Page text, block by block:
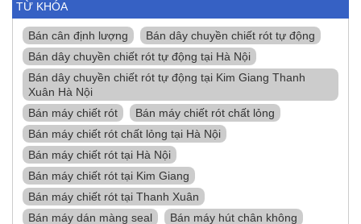
TỪ KHÓA
Bán cân định lượng
Bán dây chuyền chiết rót tự động
Bán dây chuyền chiết rót tự động tại Hà Nội
Bán dây chuyền chiết rót tự động tại Kim Giang Thanh
Xuân Hà Nội
Bán máy chiết rót
Bán máy chiết rót chất lỏng
Bán máy chiết rót chất lỏng tại Hà Nội
Bán máy chiết rót tại Hà Nội
Bán máy chiết rót tại Kim Giang
Bán máy chiết rót tại Thanh Xuân
Bán máy dán màng seal
Bán máy hút chân không